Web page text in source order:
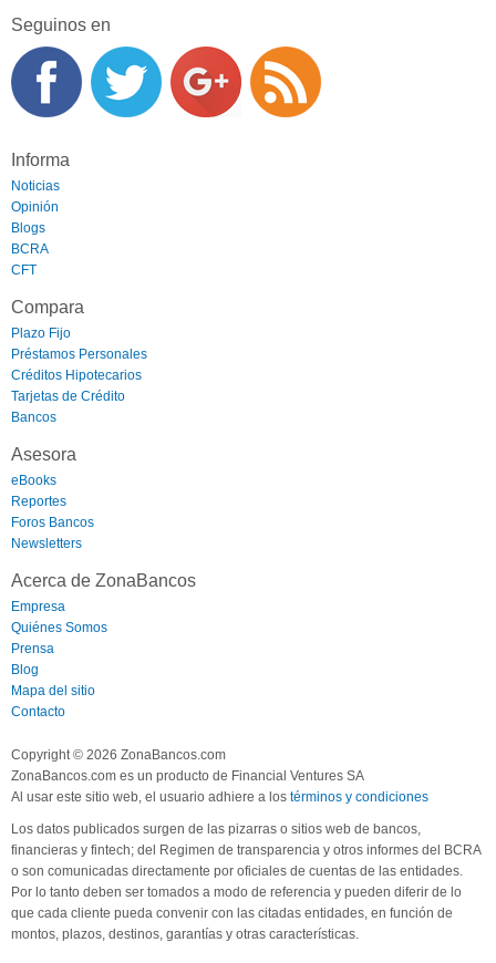
Seguinos en
Informa
Noticias
Opinión
Blogs
BCRA
CFT
Compara
Plazo Fijo
Préstamos Personales
Créditos Hipotecarios
Tarjetas de Crédito
Bancos
Asesora
eBooks
Reportes
Foros Bancos
Newsletters
Acerca de ZonaBancos
Empresa
Quiénes Somos
Prensa
Blog
Mapa del sitio
Contacto
Copyright © 2026 ZonaBancos.com
ZonaBancos.com es un producto de Financial Ventures SA
Al usar este sitio web, el usuario adhiere a los términos y condiciones
Los datos publicados surgen de las pizarras o sitios web de bancos,
financieras y fintech; del Regimen de transparencia y otros informes del BCRA
o son comunicadas directamente por oficiales de cuentas de las entidades.
Por lo tanto deben ser tomados a modo de referencia y pueden diferir de lo
que cada cliente pueda convenir con las citadas entidades, en función de
montos, plazos, destinos, garantías y otras características.